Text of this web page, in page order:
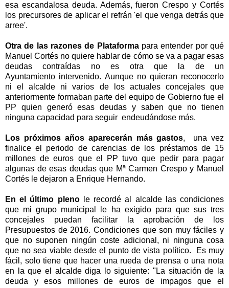
esa escandalosa deuda. Además, fueron Crespo y Cortés
los precursores de aplicar el refrán 'el que venga detrás que
arree'.
Otra de las razones de Plataformapara entender por qué
Manuel Cortés no quiere hablar de cómo se va a pagar esas
deudas contraídas no es otra que la de un
Ayuntamiento intervenido. Aunque no quieran reconocerlo
ni el alcalde ni varios de los actuales concejales que
anteriormente formaban parte del equipo de Gobierno fue el
PP quien generó esas deudas y saben que no tienen
ninguna capacidad para seguir endeudándose más.
Los próximos años aparecerán más gastos, una vez
finalice el periodo de carencias de los préstamos de 15
millones de euros que el PP tuvo que pedir para pagar
algunas de esas deudas que Mª Carmen Crespo y Manuel
Cortés le dejaron a Enrique Hernando.
En el último plenole recordé al alcalde las condiciones
que mi grupo municipal le ha exigido para que sus tres
concejales puedan facilitar la aprobación de los
Presupuestos de 2016. Condiciones que son muy fáciles y
que no suponen ningún coste adicional, ni ninguna cosa
que no sea viable desde el punto de vista político. Es muy
fácil, solo tiene que hacer una rueda de prensa o una nota
en la que el alcalde diga lo siguiente: "La situación de la
deuda y esos millones de euros de impagos que el